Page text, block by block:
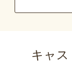
キャ